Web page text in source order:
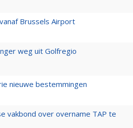
Brussels Airport
weg uit Golfregio
nieuwe bestemmingen
vakbond over overname TAP te